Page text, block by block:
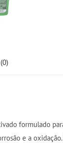
formulado
e a